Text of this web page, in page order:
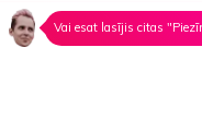
Vai esat lasījis citas